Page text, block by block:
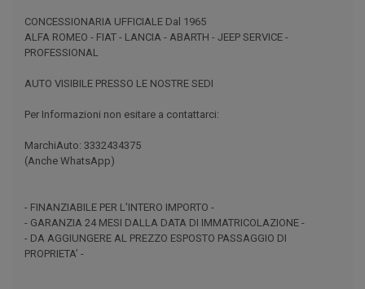
CONCESSIONARIA UFFICIALE Dal 1965
ALFA ROMEO - FIAT - LANCIA - ABARTH - JEEP SERVICE -
PROFESSIONAL
AUTO VISIBILE PRESSO LE NOSTRE SEDI
Per Informazioni non esitare a contattarci:
MarchiAuto: 3332434375
(Anche WhatsApp)
- FINANZIABILE PER L'INTERO IMPORTO -
- GARANZIA 24 MESI DALLA DATA DI IMMATRICOLAZIONE -
- DA AGGIUNGERE AL PREZZO ESPOSTO PASSAGGIO DI
PROPRIETA’ -